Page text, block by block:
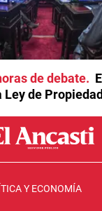
de debate
Ley de
Y ECONOMÍA